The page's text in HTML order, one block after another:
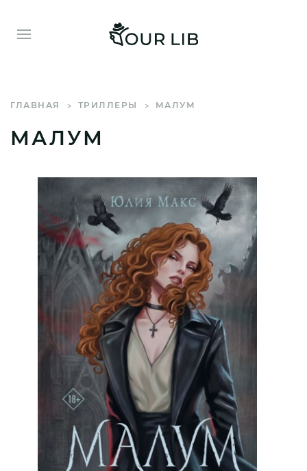
ГЛАВНАЯ ТРИЛЛЕРЫ МАЛУМ
МАЛУМ